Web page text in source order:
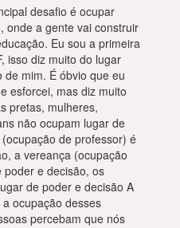
desafio é ocupar
onde a gente vai construir
Eu sou a primeira
isso diz muito do lugar
mim. É óbvio que eu
esforcei, mas diz muito
pretas, mulheres,
não ocupam lugar de
de professor) é
a vereança (ocupação
e decisão, os
de poder e decisão A
ocupação desses
percebam que nós